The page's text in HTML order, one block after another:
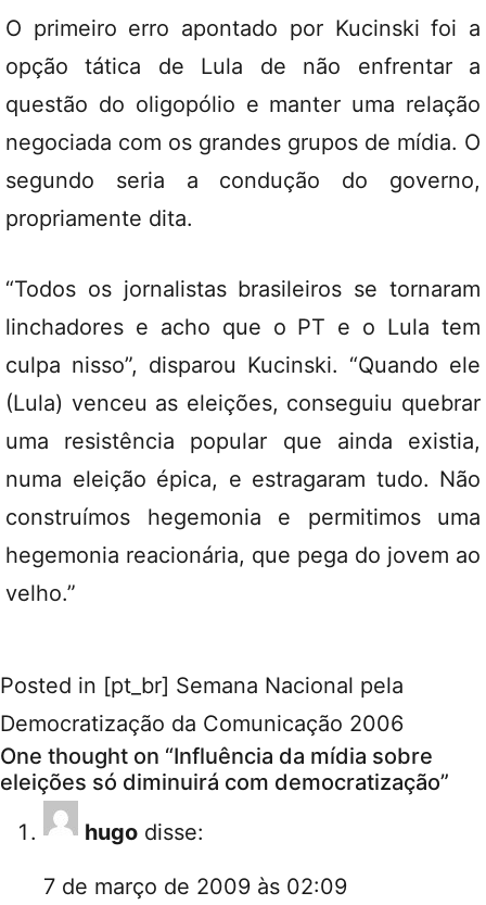
O primeiro erro apontado por Kucinski foi a
opção tática de Lula de não enfrentar a
questão do oligopólio e manter uma relação
negociada com os grandes grupos de mídia. O
segundo seria a condução do governo,
propriamente dita.
“Todos os jornalistas brasileiros se tornaram
linchadores e acho que o PT e o Lula tem
culpa nisso”, disparou Kucinski. “Quando ele
(Lula) venceu as eleições, conseguiu quebrar
uma resistência popular que ainda existia,
numa eleição épica, e estragaram tudo. Não
construímos hegemonia e permitimos uma
hegemonia reacionária, que pega do jovem ao
velho.”
Posted in [pt_br] Semana Nacional pela
Democratização da Comunicação 2006
One thought on “Influência da mídia sobre
eleições só diminuirá com democratização”
hugo disse:
7 de março de 2009 às 02:09